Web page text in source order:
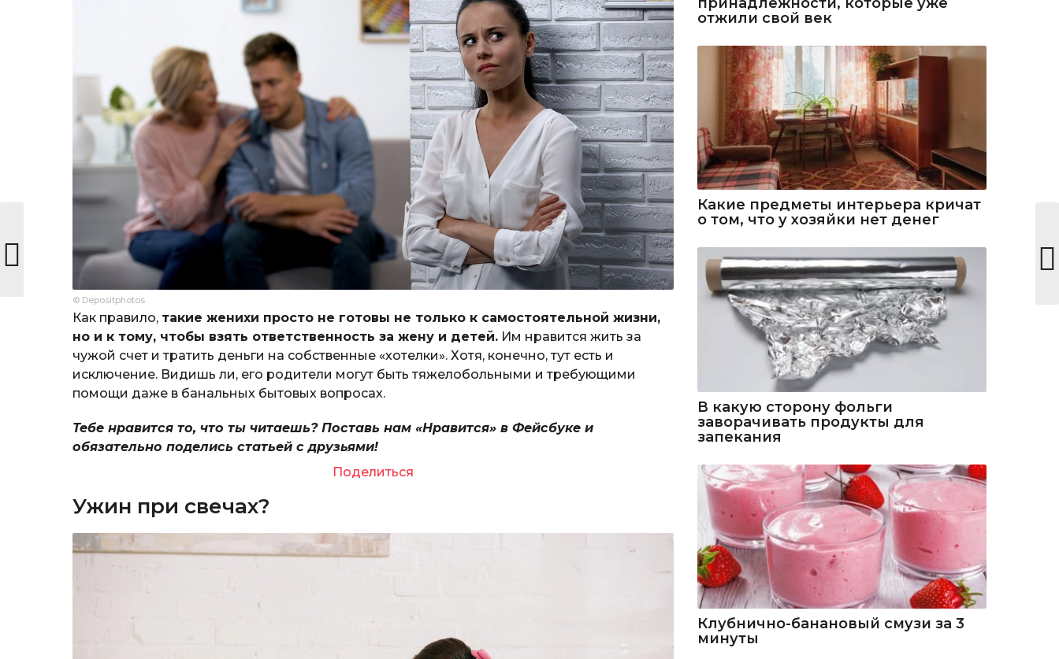
© Depositphotos
Как правило, такие женихи просто не готовы не только к самостоятельной жизни,
но и к тому, чтобы взять ответственность за жену и детей. Им нравится жить за
чужой счет и тратить деньги на собственные «хотелки». Хотя, конечно, тут есть и
исключение. Видишь ли, его родители могут быть тяжелобольными и требующими
помощи даже в банальных бытовых вопросах.
Тебе нравится то, что ты читаешь? Поставь нам «Нравится» в Фейсбуке и
обязательно поделись статьей с друзьями!
Поделиться
Ужин при свечах?
отжили свой век
Какие предметы интерьера кричат
о том, что у хозяйки нет денег
В какую сторону фольги
заворачивать продукты для
запекания
Клубнично-банановый смузи за 3
минуты